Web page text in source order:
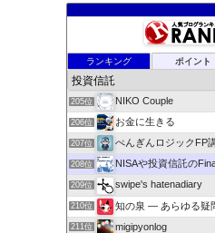
ランキング ポイント
201位 株式資産ウェイトア
tousisintaku’s diary
203位 ポイ活ガチ勢がポイントの
204位
205位 NIKO Couple
206位 お金に生きる
207位 ぺんぎんロジックFP
208位 NISAや投資信託の
209位 swipe's hatenadiary
210位 知の泉 ― あらゆる疑
211位 migipyonlog